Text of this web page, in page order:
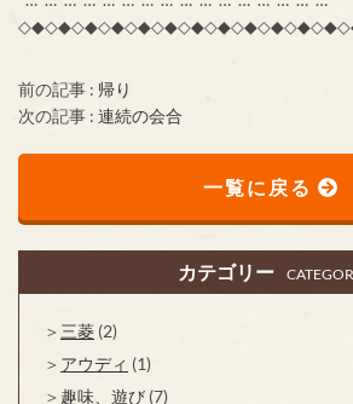
前の記事 : 帰り
次の記事 : 連続の会合
一覧に戻る
カテゴリー
三菱 (2)
アウディ (1)
趣味、遊び (7)